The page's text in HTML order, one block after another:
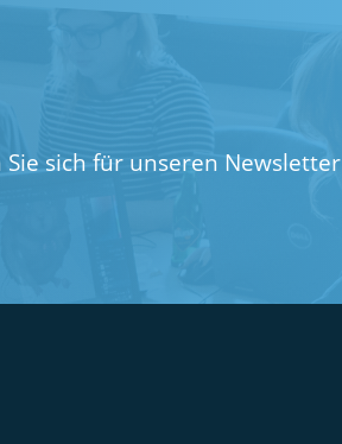
sich für unseren Newsletter